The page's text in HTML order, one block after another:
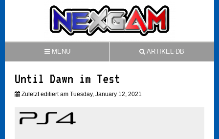
MENU ARTIKEL-DB
Until Dawn im Test
Zuletzt editiert am Tuesday, January 12, 2021